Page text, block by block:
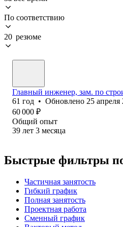
По соответствию
20 резюме
Главный инженер, зам. по
61 год • Обновлено 25 апреля
60 000 ₽
Общий опыт
39 лет 3 месяца
Быстрые фильтры
Частичная занятость
Гибкий график
Полная занятость
Проектная работа
Сменный график